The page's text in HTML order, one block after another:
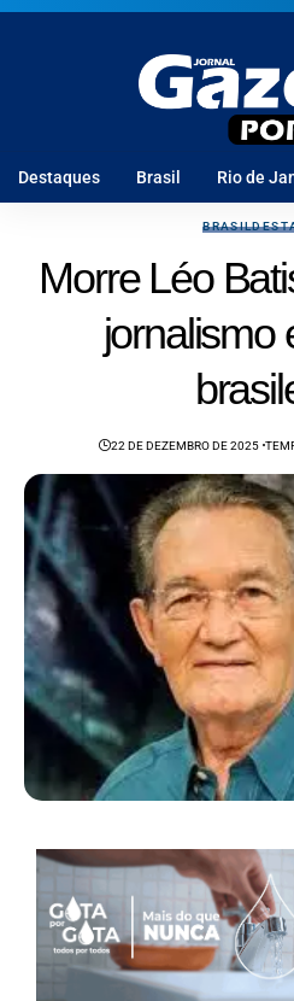
Destaques Brasil Rio de
BRASIL
Morre Léo
jornalismo
22 DE DEZEMBRO DE 2025